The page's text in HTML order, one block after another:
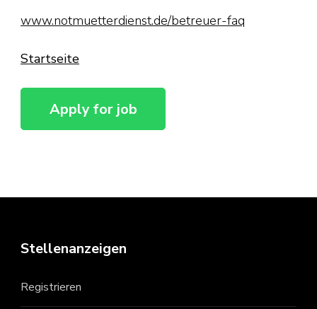
www.notmuetterdienst.de/betreuer-faq
Startseite
Stellenanzeigen
Registrieren